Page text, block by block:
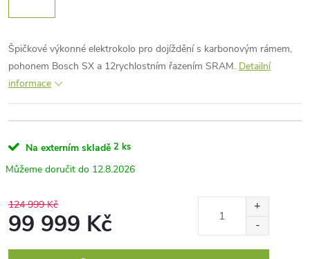
Špičkové výkonné elektrokolo pro dojíždění s karbonovým rámem,
pohonem Bosch SX a 12rychlostním řazením SRAM. Detailní
informace
Na externím skladě 2 ks
12.8.2026
124 999 Kč
99 999 Kč